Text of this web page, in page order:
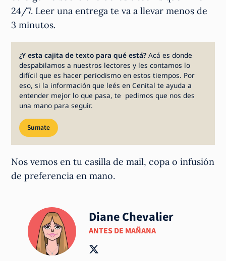
24/7. Leer una entrega te va a llevar menos de
3 minutos.
¿Y esta cajita de texto para qué está?Acá es donde
despabilamos a nuestros lectores y les contamos lo
difícil que es hacer periodismo en estos tiempos. Por
eso, si la información que leés en Cenital te ayuda a
entender mejor lo que pasa, te pedimos que nos des
una mano para seguir.
Sumate
Nos vemos en tu casilla de mail, copa o infusión
de preferencia en mano.
Diane Chevalier
ANTES DE MAÑANA